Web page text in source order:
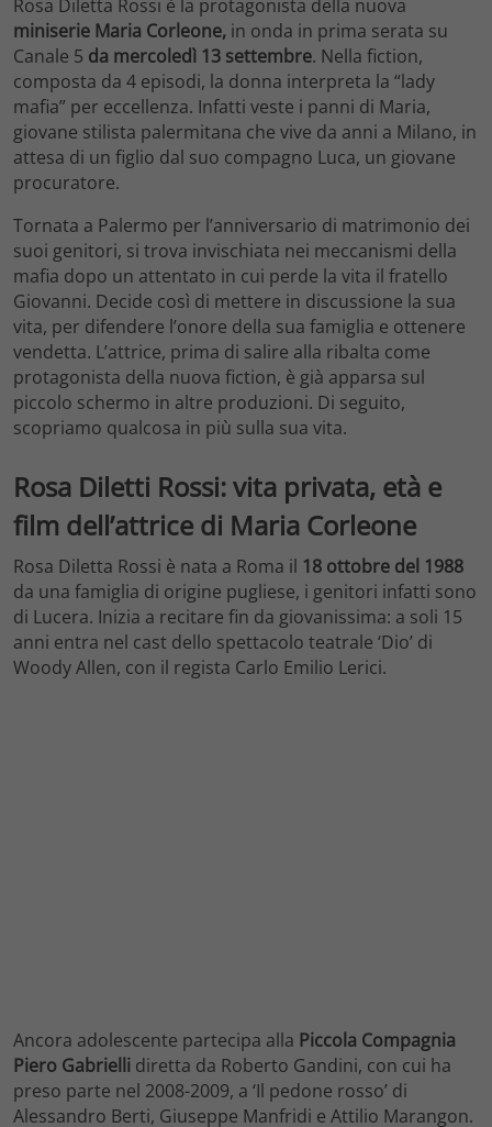
Rosa Diletta Rossi è la protagonista della nuova
miniserie Maria Corleone, in onda in prima serata su
Canale 5 da mercoledì 13 settembre. Nella fiction,
composta da 4 episodi, la donna interpreta la “lady
mafia” per eccellenza. Infatti veste i panni di Maria,
giovane stilista palermitana che vive da anni a Milano, in
attesa di un figlio dal suo compagno Luca, un giovane
procuratore.
Tornata a Palermo per l’anniversario di matrimonio dei
suoi genitori, si trova invischiata nei meccanismi della
mafia dopo un attentato in cui perde la vita il fratello
Giovanni. Decide così di mettere in discussione la sua
vita, per difendere l’onore della sua famiglia e ottenere
vendetta. L’attrice, prima di salire alla ribalta come
protagonista della nuova fiction, è già apparsa sul
piccolo schermo in altre produzioni. Di seguito,
scopriamo qualcosa in più sulla sua vita.
Rosa Diletti Rossi: vita privata, età e
film dell’attrice di Maria Corleone
Rosa Diletta Rossi è nata a Roma il 18 ottobre del 1988
da una famiglia di origine pugliese, i genitori infatti sono
di Lucera. Inizia a recitare fin da giovanissima: a soli 15
anni entra nel cast dello spettacolo teatrale ‘Dio’ di
Woody Allen, con il regista Carlo Emilio Lerici.
Ancora adolescente partecipa alla Piccola Compagnia
Piero Gabrielli diretta da Roberto Gandini, con cui ha
preso parte nel 2008-2009, a ‘Il pedone rosso’ di
Alessandro Berti, Giuseppe Manfridi e Attilio Marangon.